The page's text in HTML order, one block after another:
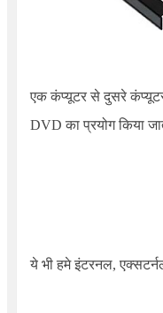
एक कंप्यूटर से दुसरे
DVD का प्रयोग किया
ये भी हमे इंटरनल,